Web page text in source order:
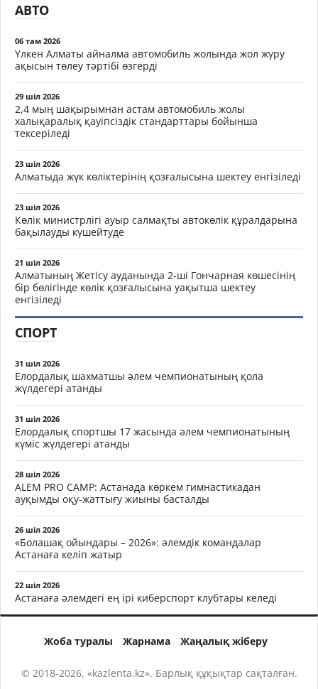
АВТО
06 там 2026
Үлкен Алматы айналма автомобиль жолында жол жүру
ақысын төлеу тәртібі өзгерді
29 шіл 2026
2,4 мың шақырымнан астам автомобиль жолы
халықаралық қауіпсіздік стандарттары бойынша
тексеріледі
23 шіл 2026
Алматыда жүк көліктерінің қозғалысына шектеу енгізіледі
23 шіл 2026
Көлік министрлігі ауыр салмақты автокөлік құралдарына
бақылауды күшейтуде
21 шіл 2026
Алматының Жетісу ауданында 2-ші Гончарная көшесінің
бір бөлігінде көлік қозғалысына уақытша шектеу
енгізіледі
СПОРТ
31 шіл 2026
Елордалық шахматшы әлем чемпионатының қола
жүлдегері атанды
31 шіл 2026
Елордалық спортшы 17 жасында әлем чемпионатының
күміс жүлдегері атанды
28 шіл 2026
ALEM PRO CAMP: Астанада көркем гимнастикадан
ауқымды оқу-жаттығу жиыны басталды
26 шіл 2026
«Болашақ ойындары – 2026»: әлемдік командалар
Астанаға келіп жатыр
22 шіл 2026
Астанаға әлемдегі ең ірі киберспорт клубтары келеді
Жоба туралы Жарнама Жаңалық жіберу
© 2018-2026, «kazlenta.kz». Барлық құқықтар сақталған.